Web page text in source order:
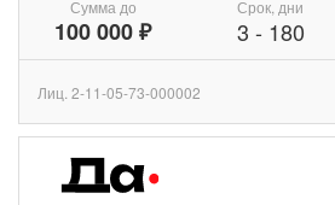
Сумма до
100 000 ₽
Срок, дни
3 - 180
Лиц. 2-11-05-73-000002